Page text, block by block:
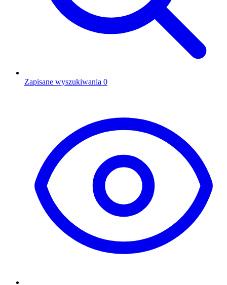
Zapisane wyszukiwania 0